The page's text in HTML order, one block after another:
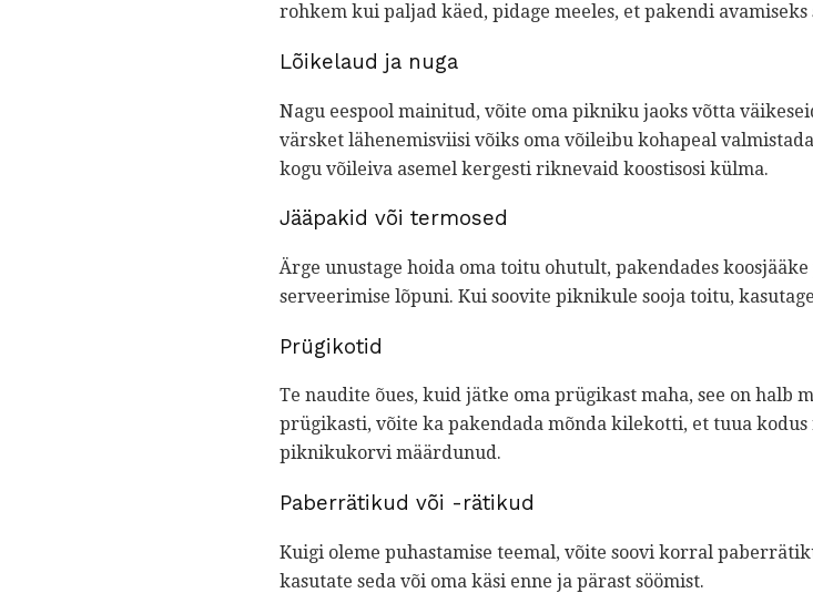
rohkem kui paljad käed, pidage meeles, et pakendi
Lõikelaud ja nuga
Nagu eespool mainitud, võite oma pikniku jaoks võtta
värsket lähenemisviisi võiks oma võileibu kohapeal
kogu võileiva asemel kergesti riknevaid koostisosi külma.
Jääpakid või termosed
Ärge unustage hoida oma toitu ohutult, pakendades
serveerimise lõpuni. Kui soovite piknikule sooja toitu,
Prügikotid
Te naudite õues, kuid jätke oma prügikast maha, see on halb
prügikasti, võite ka pakendada mõnda kilekotti, et tuua
piknikukorvi määrdunud.
Paberrätikud või -rätikud
Kuigi oleme puhastamise teemal, võite soovi korral
kasutate seda või oma käsi enne ja pärast söömist.